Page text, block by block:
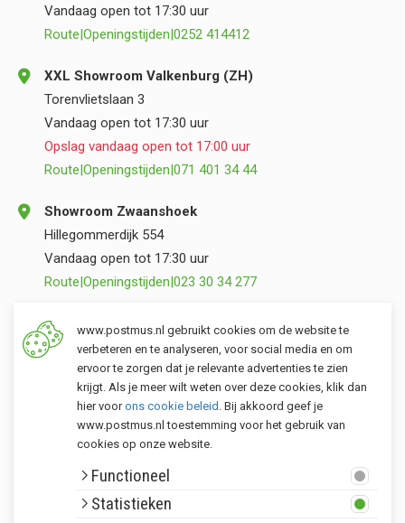
Klantenservice
Postmus merken
Vandaag open tot 17:30 uur
Route Openingstijden 0252 414412
XXL Showroom Valkenburg (ZH)
Torenvlietslaan 3
Vandaag open tot 17:30 uur
Opslag vandaag open tot 17:00 uur
Route Openingstijden 071 401 34 44
Showroom Zwaanshoek
Hillegommerdijk 554
Vandaag open tot 17:30 uur
Route Openingstijden 023 30 34 277
Opslag Valkenburg (ZH)
Torenvlietslaan 3
Vandaag open tot 17:00 uur
Route|Openingstijden |071 401 34 44
www.postmus.nl gebruikt cookies om de website te
verbeteren en te analyseren, voor social media en om
ervoor te zorgen dat je relevante advertenties te zien
krijgt. Als je meer wilt weten over deze cookies, klik dan
hier voorons cookie beleid . Bij akkoord geef je
www.postmus.nl toestemming voor het gebruik van
cookies op onze website.
Functioneel
Statistieken